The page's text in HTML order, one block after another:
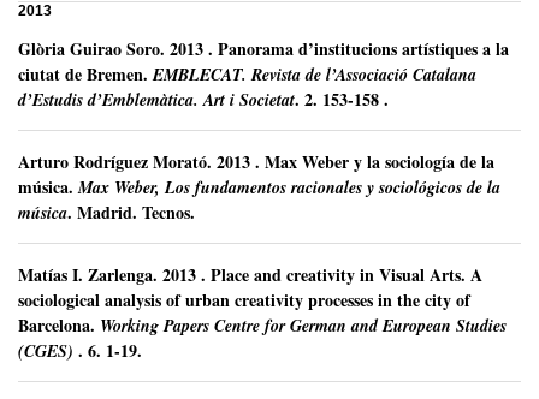
2013
Glòria Guirao Soro. 2013. Panorama d’institucions artístiques a la
ciutat de Bremen. EMBLECAT. Revista de l’Associació Catalana
d’Estudis d’Emblemàtica. Art i Societat. 2. 153-158 .
Arturo Rodríguez Morató. 2013. Max Weber y la sociología de la
música. Max Weber, Los fundamentos racionales y sociológicos de la
música. Madrid. Tecnos.
Matías I. Zarlenga. 2013. Place and creativity in Visual Arts. A
sociological analysis of urban creativity processes in the city of
Barcelona. Working Papers Centre for German and European Studies
(CGES) . 6. 1-19.